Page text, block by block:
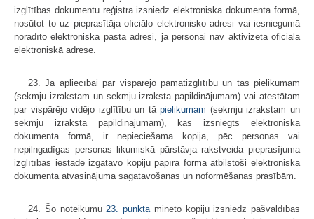
izglītības dokumentu reģistra izsniedz elektroniska dokumenta formā,
nosūtot to uz pieprasītāja oficiālo elektronisko adresi vai iesniegumā
norādīto elektroniskā pasta adresi, ja personai nav aktivizēta oficiālā
elektroniskā adrese.
23. Ja apliecībai par vispārējo pamatizglītību un tās pielikumam
(sekmju izrakstam un sekmju izraksta papildinājumam) vai atestātam
par vispārējo vidējo izglītību un tāpielikumam (sekmju izrakstam un
sekmju izraksta papildinājumam), kas izsniegts elektroniska
dokumenta formā, ir nepieciešama kopija, pēc personas vai
nepilngadīgas personas likumiskā pārstāvja rakstveida pieprasījuma
izglītības iestāde izgatavo kopiju papīra formā atbilstoši elektroniskā
dokumenta atvasinājuma sagatavošanas un noformēšanas prasībām.
24. Šo noteikumu 23. punktā minēto kopiju izsniedz pašvaldības